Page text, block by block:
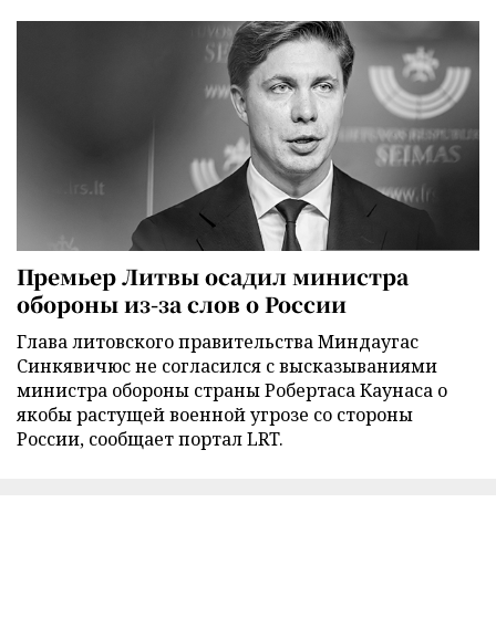
Премьер Литвы осадил министра
обороны из-за слов о России
Глава литовского правительства Миндаугас
Синкявичюс не согласился с высказываниями
министра обороны страны Робертаса Каунаса о
якобы растущей военной угрозе со стороны
России, сообщает портал LRT.